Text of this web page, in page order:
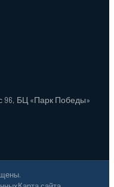
96, БЦ «Парк Победы»